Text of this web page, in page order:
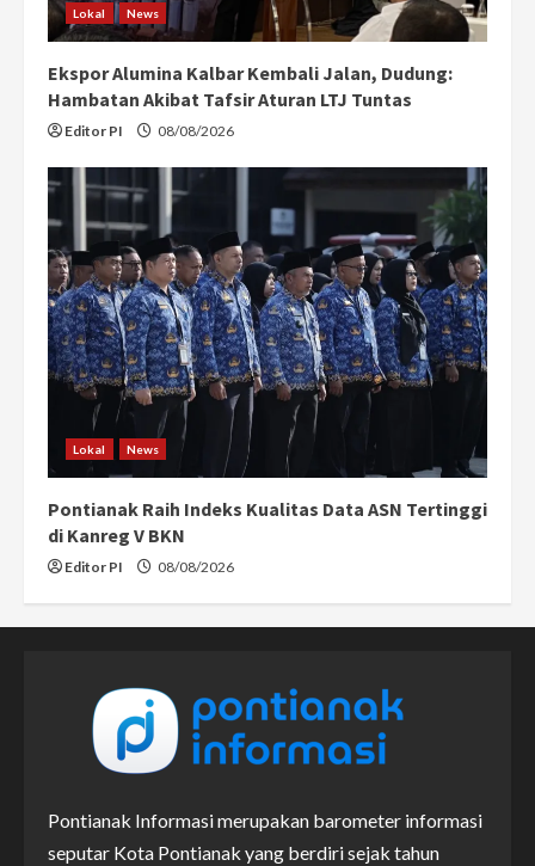
Lokal News
Ekspor Alumina Kalbar Kembali Jalan, Dudung:
Hambatan Akibat Tafsir Aturan LTJ Tuntas
Editor PI 08/08/2026
Lokal News
Pontianak Raih Indeks Kualitas Data ASN Tertinggi
di Kanreg V BKN
Editor PI 08/08/2026
Pontianak Informasi merupakan barometer informasi
seputar Kota Pontianak yang berdiri sejak tahun